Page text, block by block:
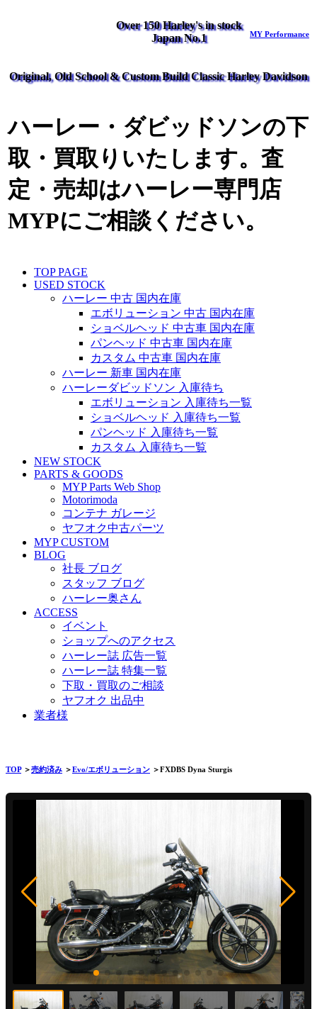
Over 150 Harley's in stock
Japan No.1
MY Performance
Original, Old School & Custom Build Classic Harley Davidson
ハーレー・ダビッドソンの下
取・買取りいたします。査
定・売却はハーレー専門店
MYPにご相談ください。
TOP PAGE
USED STOCK
ハーレー 中古 国内在庫
エボリューション 中古 国内在庫
ショベルヘッド 中古車 国内在庫
パンヘッド 中古車 国内在庫
カスタム 中古車 国内在庫
ハーレー 新車 国内在庫
ハーレーダビッドソン 入庫待ち
エボリューション 入庫待ち一覧
ショベルヘッド 入庫待ち一覧
パンヘッド 入庫待ち一覧
カスタム 入庫待ち一覧
NEW STOCK
PARTS & GOODS
MYP Parts Web Shop
Motorimoda
コンテナ ガレージ
ヤフオク中古パーツ
MYP CUSTOM
BLOG
社長 ブログ
スタッフ ブログ
ハーレー奥さん
ACCESS
イベント
ショップへのアクセス
ハーレー誌 広告一覧
ハーレー誌 特集一覧
下取・買取のご相談
ヤフオク 出品中
業者様
TOP＞売約済み ＞Evo/エボリューション ＞FXDBS Dyna Sturgis